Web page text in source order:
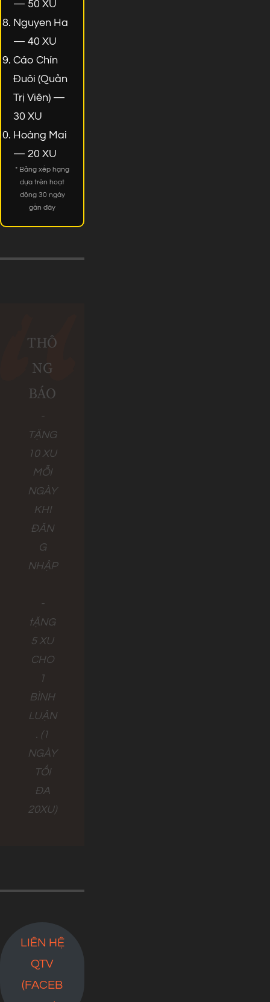
— 50 XU
Nguyen Ha
— 40 XU
Cáo Chín
Đuôi (Quản
Trị Viên) —
30 XU
Hoàng Mai
— 20 XU
* Bảng xếp hạng
dựa trên hoạt
động 30 ngày
gần đây
THÔ
NG
BÁO
-
TẶNG
10 XU
MỖI
NGÀY
KHI
ĐĂN
G
NHẬP
-
tẶNG
5 XU
CHO
1
BÌNH
LUẬN
. (1
NGÀY
TỐI
ĐA
20XU)
LIÊN HỆ
QTV
(FACEB